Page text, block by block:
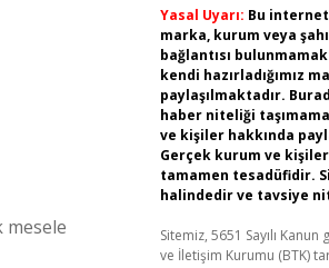
mesele
Yasal Uyarı: Bu
marka, kurum veya
bağlantısı
kendi hazırladığımız
paylaşılmaktadır.
haber niteliği
ve kişiler hakkında
Gerçek kurum ve
tamamen tesadüfidir.
halindedir ve tavsiye
Sitemiz, 5651 Sayılı
ve İletişim Kurumu (BTK)